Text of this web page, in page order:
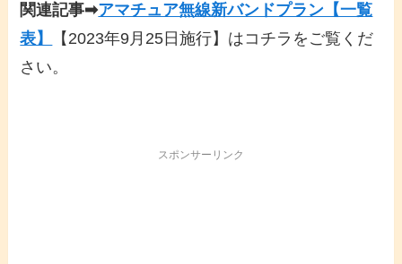
関連記事➡アマチュア無線新バンドプラン【一覧
表】
【2023年9月25日施行】はコチラをご覧くだ
さい。
スポンサーリンク